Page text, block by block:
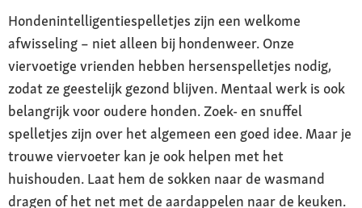
Hondenintelligentiespelletjes zijn een welkome
afwisseling – niet alleen bij hondenweer. Onze
viervoetige vrienden hebben hersenspelletjes nodig,
zodat ze geestelijk gezond blijven. Mentaal werk is ook
belangrijk voor oudere honden. Zoek- en snuffel
spelletjes zijn over het algemeen een goed idee. Maar je
trouwe viervoeter kan je ook helpen met het
huishouden. Laat hem de sokken naar de wasmand
dragen of het net met de aardappelen naar de keuken.